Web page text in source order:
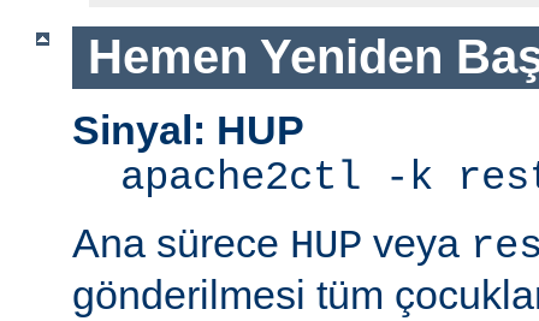
Hemen Yeniden
Sinyal: HUP
apache2ctl -k
Ana sürece HUP veya
gönderilmesi tüm